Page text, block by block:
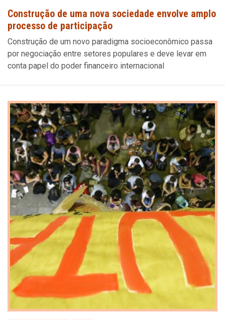
Construção de uma nova sociedade envolve amplo
processo de participação
Construção de um novo paradigma socioeconômico passa
por negociação entre setores populares e deve levar em
conta papel do poder financeiro internacional